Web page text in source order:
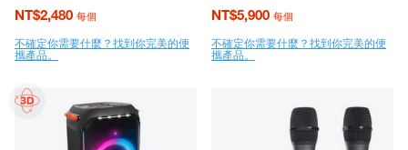
NT$2,480 每個
不確定你需要什麼？找到你完美的便
攜產品。
NT$5,900 每個
不確定你需要什麼？找到你完美的便
攜產品。